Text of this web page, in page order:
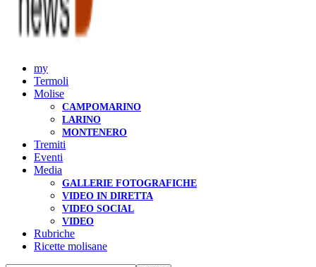
my
Termoli
Molise
CAMPOMARINO
LARINO
MONTENERO
Tremiti
Eventi
Media
GALLERIE FOTOGRAFICHE
VIDEO IN DIRETTA
VIDEO SOCIAL
VIDEO
Rubriche
Ricette molisane